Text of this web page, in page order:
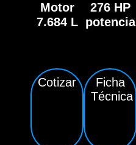
Motor
7.684 L
276 HP
potencia
Cotizar
Ficha
Técnica